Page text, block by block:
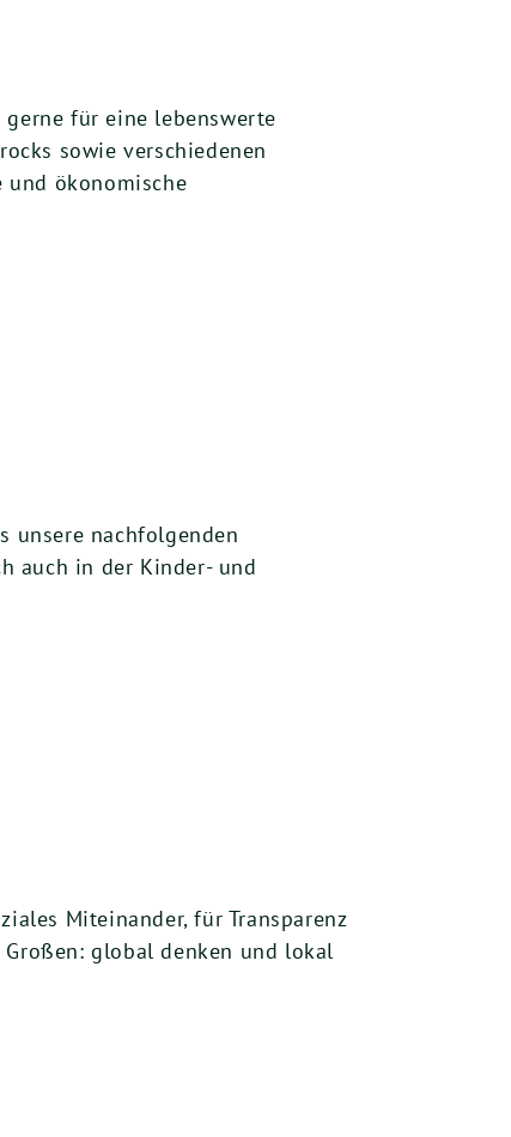
gerne für eine lebenswerte
sowie verschiedenen
und ökonomische
unsere nachfolgenden
auch in der Kinder- und
Miteinander, für Transparenz
global denken und lokal